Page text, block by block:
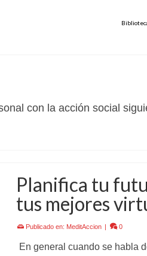
con la acción social
Planifica tu
tus mejores
Publicado en: MeditAccion | 0
En general cuando se habla